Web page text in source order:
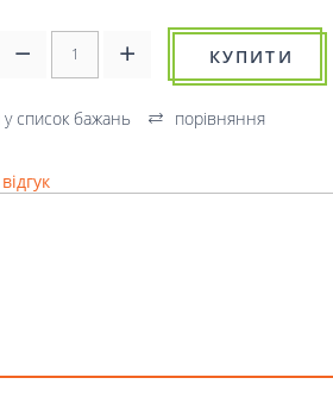
КУПИТИ
список бажань
порівняння